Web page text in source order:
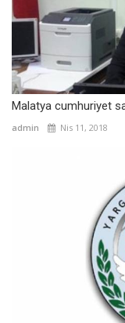
Malatya cumhuriyet
admin Nis 11, 2018